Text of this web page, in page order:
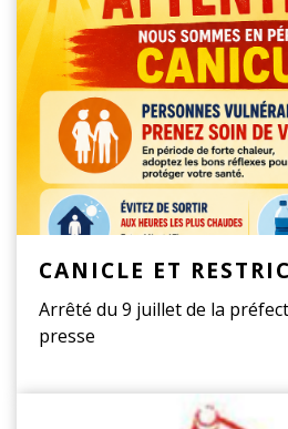
CANICLE ET
Arrêté du 9 juillet de la
presse